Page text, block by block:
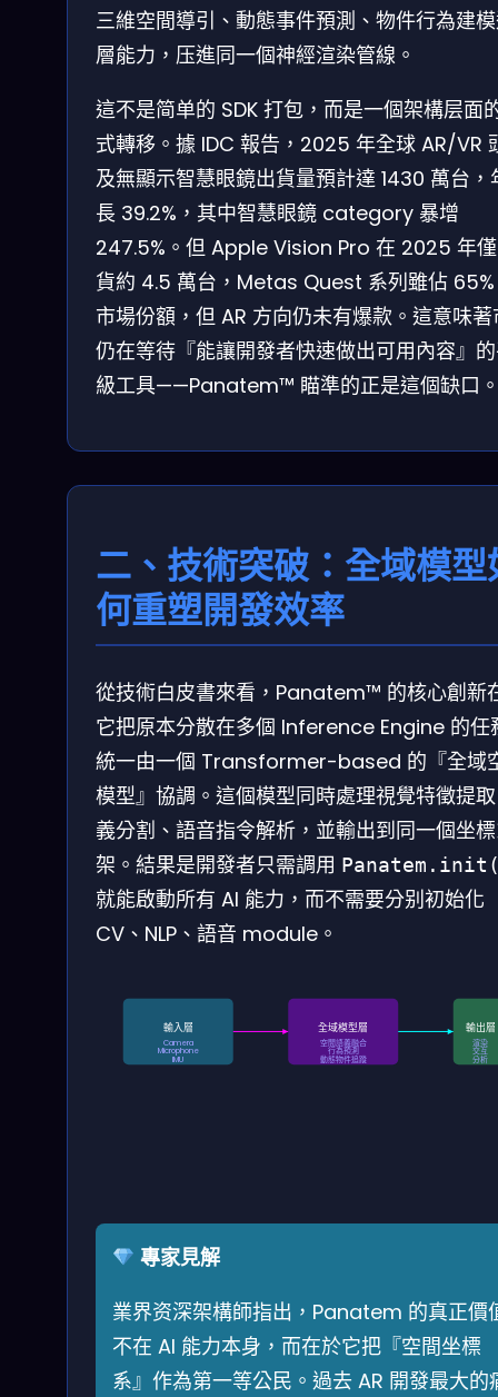
三維空間導引、動態事件預測、物件行為建
層能力，压進同一個神經渲染管線。
這不是简单的 SDK 打包，而是一個架構层面
式轉移。據 IDC 報告，2025 年全球 AR/VR
及無顯示智慧眼鏡出貨量預計達 1430 萬台，
長 39.2%，其中智慧眼鏡 category 暴增
247.5%。但 Apple Vision Pro 在 2025 年
貨約 4.5 萬台，Metas Quest 系列雖佔 65%
市場份額，但 AR 方向仍未有爆款。這意味
仍在等待『能讓開發者快速做出可用內容』
級工具——Panatem™ 瞄準的正是這個缺口
二、技術突破：全域模型
何重塑開發效率
從技術白皮書來看，Panatem™ 的核心創新
它把原本分散在多個 Inference Engine 的任
統一由一個 Transformer-based 的『全域
模型』協調。這個模型同時處理視覺特徵提
義分割、語音指令解析，並輸出到同一個坐
架。結果是開發者只需調用
就能啟動所有 AI 能力，而不需要分别初始化
CV、NLP、語音 module。
輸入層
Camera
Microphone
IMU
全域模型層
空間語義融合
行為預測
動態物件追蹤
輸出層
渲染
交互
分析
專家見解
業界资深架構師指出，Panatem 的真正價
不在 AI 能力本身，而在於它把『空間坐標
系』作為第一等公民。過去 AR 開發最大的